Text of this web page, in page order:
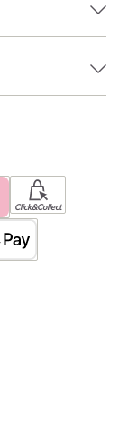
Click&Collect